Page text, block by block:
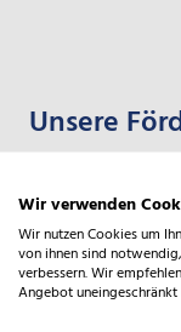
Unsere
Soziale
Sie planen
Wir verwenden
Wir nutzen Cookies um
von ihnen sind
verbessern. Wir
Angebot uneingeschränkt